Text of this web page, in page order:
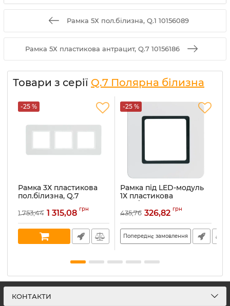
Рамка 5Х пол.білизна, Q.1 10156089
Рамка 5Х пластикова антрацит, Q.7 10156186
Товари з серії Q.7 Полярна білизна
-25 %
Рамка 3Х пластикова
пол.білизна, Q.7
Артикул:
10136189
В наявності:15
1 753,44 1 315,08 грн
-25 %
Рамка під LED-модуль
1Х пластикова
пол.білизна, Q.7 10116109
Артикул:10116109
435,76 326,82 грн
Попереднє замовлення
КОНТАКТИ